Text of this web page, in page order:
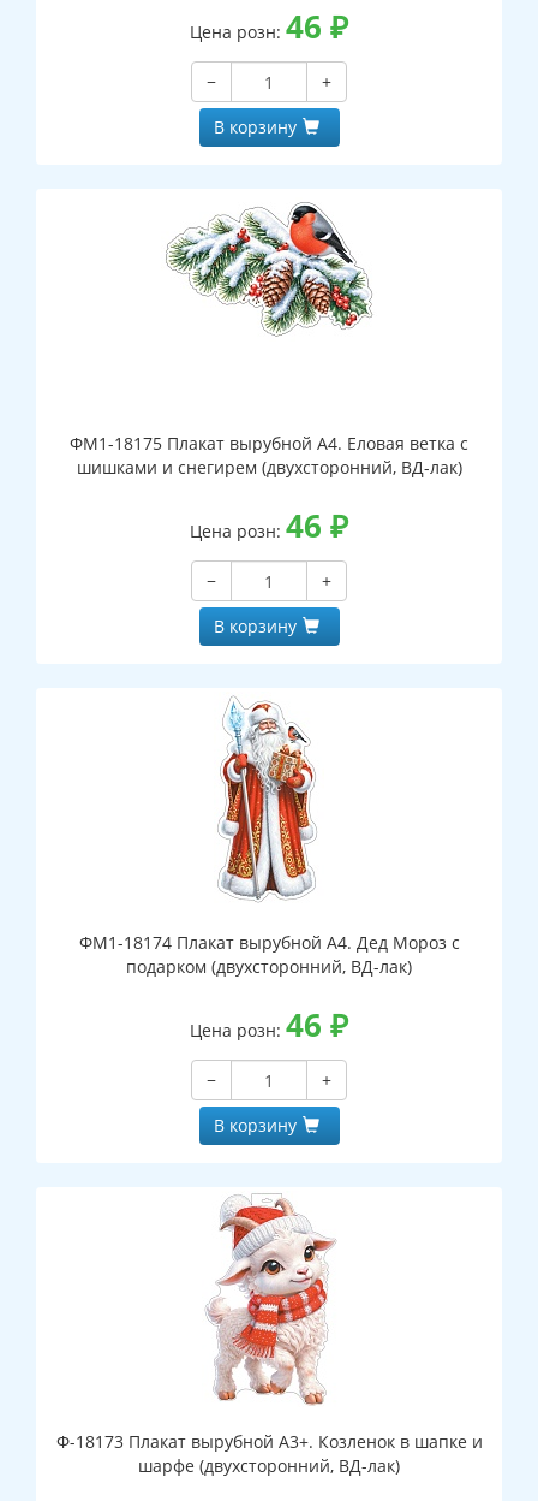
Цена розн: 46 ₽
−
+
В корзину
ФМ1-18175 Плакат вырубной А4. Еловая ветка с
шишками и снегирем (двухсторонний, ВД-лак)
Цена розн: 46 ₽
−
+
В корзину
ФМ1-18174 Плакат вырубной А4. Дед Мороз с
подарком (двухсторонний, ВД-лак)
Цена розн: 46 ₽
−
+
В корзину
Ф-18173 Плакат вырубной А3+. Козленок в шапке и
шарфе (двухсторонний, ВД-лак)